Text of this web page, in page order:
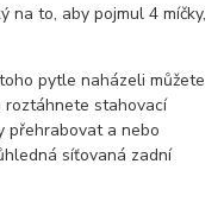
to, aby pojmul 4 míčky,
pytle naházeli můžete
roztáhnete stahovací
přehrabovat a nebo
síťovaná zadní